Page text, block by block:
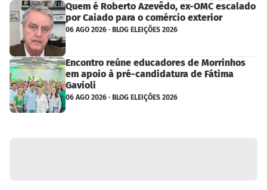
Quem é Roberto Azevêdo, ex-OMC escalado
por Caiado para o comércio exterior
06 AGO 2026 · BLOG ELEIÇÕES 2026
Encontro reúne educadores de Morrinhos
em apoio à pré-candidatura de Fátima
Gavioli
06 AGO 2026 · BLOG ELEIÇÕES 2026